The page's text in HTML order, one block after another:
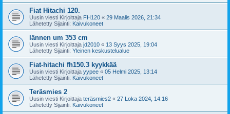
Fiat Hitachi 120.
Uusin viesti Kirjoittaja FH120 « 29 Maalis 2026, 21:34
Lähetetty Sijainti: Kaivukoneet
lännen um 353 cm
Uusin viesti Kirjoittaja jd2010 « 13 Syys 2025, 19:04
Lähetetty Sijainti: Yleinen keskustelualue
Fiat-hitachi fh150.3 kyykkää
Uusin viesti Kirjoittaja yypee « 05 Helmi 2025, 13:14
Lähetetty Sijainti: Kaivukoneet
Teräsmies 2
Uusin viesti Kirjoittaja teräsmies2 « 27 Loka 2024, 14:16
Lähetetty Sijainti: Kaivukoneet